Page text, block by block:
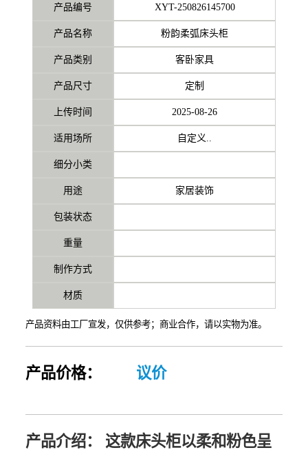
产品编号 XYT-250826145700
产品名称 粉韵柔弧床头柜
产品类别 客卧家具
产品尺寸 定制
上传时间 2025-08-26
适用场所 自定义..
细分小类
用途 家居装饰
包装状态
重量
制作方式
材质
产品资料由工厂宣发，仅供参考；商业合作，请以实物为准。
产品价格： 议价
产品介绍： 这款床头柜以柔和粉色呈